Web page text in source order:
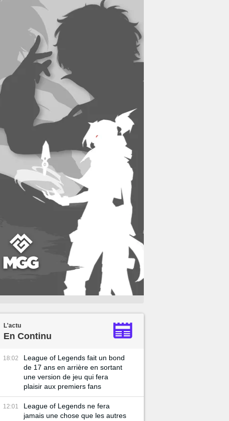
L'actu
En Continu
18:02
League of Legends fait un bond
de 17 ans en arrière en sortant
une version de jeu qui fera
plaisir aux premiers fans
12:01
League of Legends ne fera
jamais une chose que les autres